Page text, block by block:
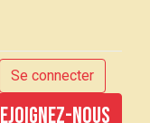
Se connecter
nous